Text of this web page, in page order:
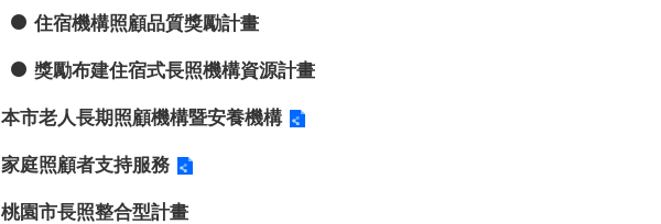
住宿機構照顧品質獎勵計畫
獎勵布建住宿式長照機構資源計畫
本市老人長期照顧機構暨安養機構
家庭照顧者支持服務
桃園市長照整合型計畫